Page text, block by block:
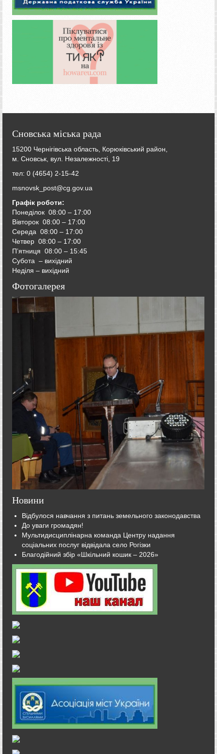
Сновська міська рада
15200 Чернігівська область, Корюківський район,
м. Сновськ, вул. Незалежності, 19
тел: 0 (4654) 2-15-42
msnovsk_post@cg.gov.ua
Графік роботи:
Понеділок 08:00 – 17:00
Вівторок 08:00 – 17:00
Середа 08:00 – 17:00
Четвер 08:00 – 17:00
П’ятниця 08:00 – 15:45
Субота – вихідний
Неділя – вихідний
Фотогалерея
Новини
Відбулося навчання з питань земельного законодавства
До уваги громадян!
Мультидисциплінарна команда Центру надання
соціальних послуг відвідала село Рогізки
Благодійний збір «Шкільний кошик – 2026»